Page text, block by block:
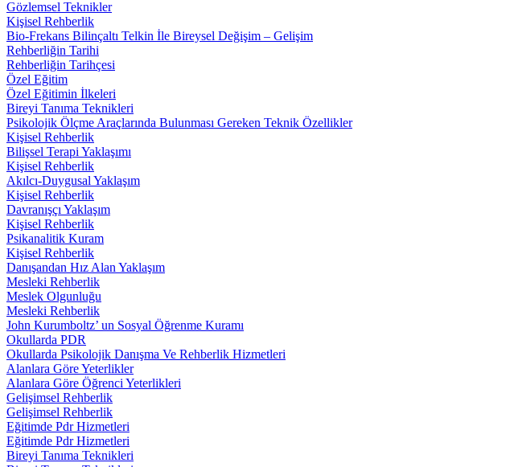
Gözlemsel Teknikler
Kişisel Rehberlik
Bio-Frekans Bilinçaltı Telkin İle Bireysel Değişim – Gelişim
Rehberliğin Tarihi
Rehberliğin Tarihçesi
Özel Eğitim
Özel Eğitimin İlkeleri
Bireyi Tanıma Teknikleri
Psikolojik Ölçme Araçlarında Bulunması Gereken Teknik Özellikler
Kişisel Rehberlik
Bilişsel Terapi Yaklaşımı
Kişisel Rehberlik
Akılcı-Duygusal Yaklaşım
Kişisel Rehberlik
Davranışçı Yaklaşım
Kişisel Rehberlik
Psikanalitik Kuram
Kişisel Rehberlik
Danışandan Hız Alan Yaklaşım
Mesleki Rehberlik
Meslek Olgunluğu
Mesleki Rehberlik
John Kurumboltz’ un Sosyal Öğrenme Kuramı
Okullarda PDR
Okullarda Psikolojik Danışma Ve Rehberlik Hizmetleri
Alanlara Göre Yeterlikler
Alanlara Göre Öğrenci Yeterlikleri
Gelişimsel Rehberlik
Gelişimsel Rehberlik
Eğitimde Pdr Hizmetleri
Eğitimde Pdr Hizmetleri
Bireyi Tanıma Teknikleri